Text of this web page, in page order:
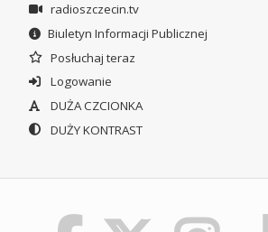
radioszczecin.tv
Biuletyn Informacji Publicznej
Posłuchaj teraz
Logowanie
DUŻA CZCIONKA
DUŻY KONTRAST